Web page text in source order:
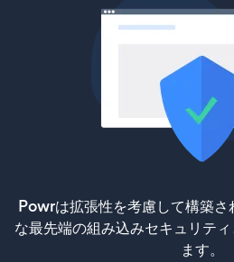
Powrは拡張性を考慮して構築
な最先端の組み込みセキュリテ
ます。